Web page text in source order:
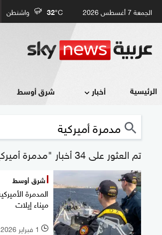
الجمعة 7 أغسطس 2026 32°C واشنطن
الرئيسية أخبار شرق أوسط
تم العثور على 34 أخبار "مدمرة أميركية"
شرق أوسط
المدمرة
ميناء إيلات
l 1 فبراير 2026